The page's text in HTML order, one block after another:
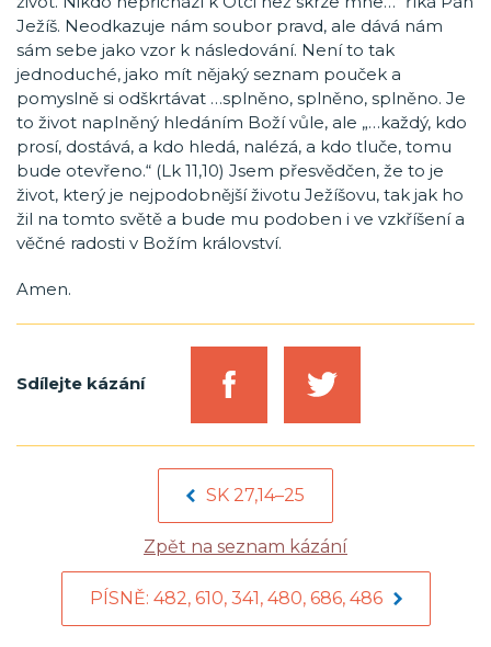
Ježíš. Neodkazuje nám soubor pravd, ale dává nám
sám sebe jako vzor k následování. Není to tak
jednoduché, jako mít nějaký seznam pouček a
pomyslně si odškrtávat …splněno, splněno, splněno. Je
to život naplněný hledáním Boží vůle, ale „…každý, kdo
prosí, dostává, a kdo hledá, nalézá, a kdo tluče, tomu
bude otevřeno.“ (Lk 11,10) Jsem přesvědčen, že to je
život, který je nejpodobnější životu Ježíšovu, tak jak ho
žil na tomto světě a bude mu podoben i ve vzkříšení a
věčné radosti v Božím království.
Amen.
Sdílejte kázání
SK 27,14–25
Zpět na seznam kázání
PÍSNĚ: 482, 610, 341, 480, 686, 486